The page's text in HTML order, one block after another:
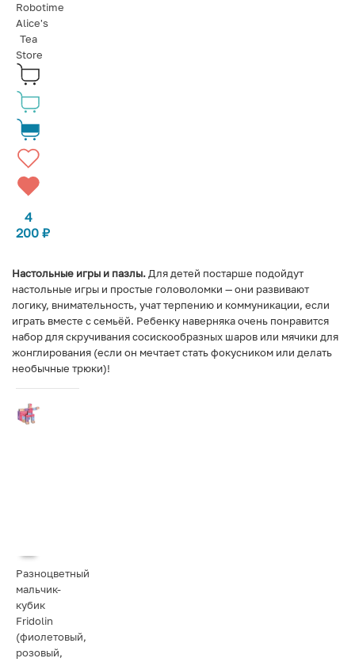
Robotime
Alice's
Tea
Store
4
200 ₽
Настольные игры и пазлы. Для детей постарше подойдут
настольные игры и простые головоломки — они развивают
логику, внимательность, учат терпению и коммуникации, если
играть вместе с семьёй. Ребенку наверняка очень понравится
набор для скручивания сосискообразных шаров или мячики для
жонглирования (если он мечтает стать фокусником или делать
необычные трюки)!
Разноцветный
мальчик-
кубик
Fridolin
(фиолетовый,
розовый,